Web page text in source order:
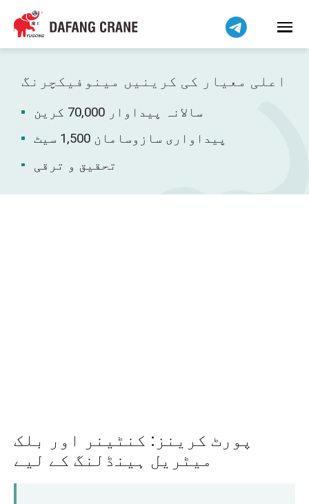
اعلی معیار کی کرینیں مینوفیکچرنگ
سالانہ پیداوار 70,000 کرین
پیداواری سازوسامان 1,500 سیٹ
تحقیق و ترقی
پورٹ کرینز: کنٹینر اور بلک
میٹریل ہینڈلنگ کے لیے
हिन्दी
Bahasa Indonesia
Bahasa Melayu
简体中文
বাংলা
فارسی
Pilipino